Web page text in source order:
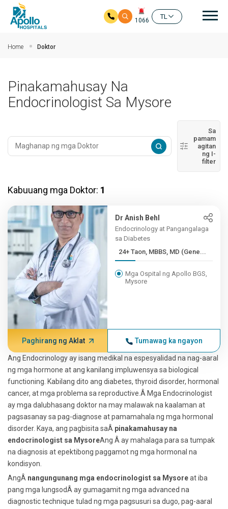
1066
TL
Home Doktor
Pinakamahusay Na
Endocrinologist Sa Mysore
Sa
pamam
agitan
ng I-
filter
Kabuuang mga Doktor: 1
Dr Anish Behl
Endocrinology at Pangangalaga
sa Diabetes
24+ Taon, MBBS, MD (Gene...
Mga Ospital ng Apollo BGS,
Mysore
Paghirang ng Aklat Tumawag ka ngayon
Ang Endocrinology ay isang medikal na espesyalidad na nag-aaral
ng mga hormone at ang kanilang impluwensya sa biological
functioning. Kabilang dito ang diabetes, thyroid disorder, hormonal
cancer, at mga problema sa reproductive.Â Mga Endocrinologist
ay mga dalubhasang doktor na may malawak na kaalaman at
pagsasanay sa pag-diagnose at pamamahala ng mga hormonal
disorder. Kaya, ang pagbisita saÂ pinakamahusay na
endocrinologist sa MysoreAng Â ay mahalaga para sa tumpak
na diagnosis at epektibong paggamot ng mga hormonal na
kondisyon.
AngÂ nangungunang mga endocrinologist sa Mysoreat iba
pang mga lungsodÂ ay gumagamit ng mga advanced na
diagnostic technique tulad ng mga pagsusuri sa dugo, pag-aaral